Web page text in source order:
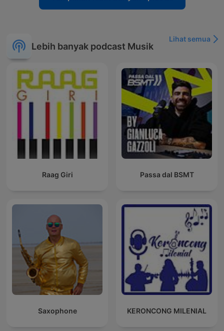
Lebih banyak podcast Musik
Lihat semua
Raag Giri Passa dal BSMT
Saxophone KERONCONG MILENIAL